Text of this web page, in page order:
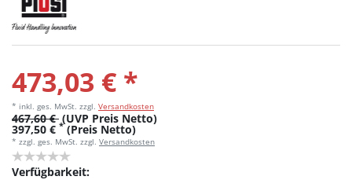
473,03 € *
* inkl. ges. MwSt. zzgl. Versandkosten
467,60 € (UVP Preis Netto)
397,50 € * (Preis Netto)
* zzgl. ges. MwSt. zzgl. Versandkosten
Verfügbarkeit: